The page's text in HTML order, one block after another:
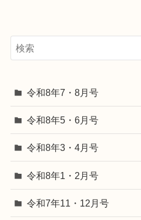
令和8年7・8月号
令和8年5・6月号
令和8年3・4月号
令和8年1・2月号
令和7年11・12月号